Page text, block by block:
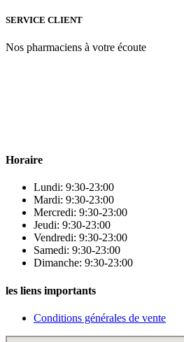
SERVICE CLIENT
Nos pharmaciens à votre écoute
Horaire
Lundi: 9:30-23:00
Mardi: 9:30-23:00
Mercredi: 9:30-23:00
Jeudi: 9:30-23:00
Vendredi: 9:30-23:00
Samedi: 9:30-23:00
Dimanche: 9:30-23:00
les liens importants
Conditions générales de vente